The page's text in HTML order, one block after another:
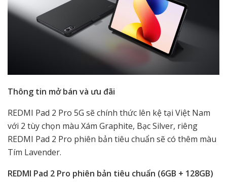
Thông tin mở bán và ưu đãi
REDMI Pad 2 Pro 5G sẽ chính thức lên kệ tại Việt Nam
với 2 tùy chọn màu Xám Graphite, Bạc Silver, riêng
REDMI Pad 2 Pro phiên bản tiêu chuẩn sẽ có thêm màu
Tím Lavender.
REDMI Pad 2 Pro phiên bản tiêu chuẩn (6GB + 128GB)